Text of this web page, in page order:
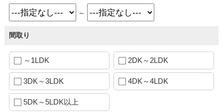
～
間取り
～1LDK 2DK～2LDK
3DK～3LDK 4DK～4LDK
5DK～5LDK以上